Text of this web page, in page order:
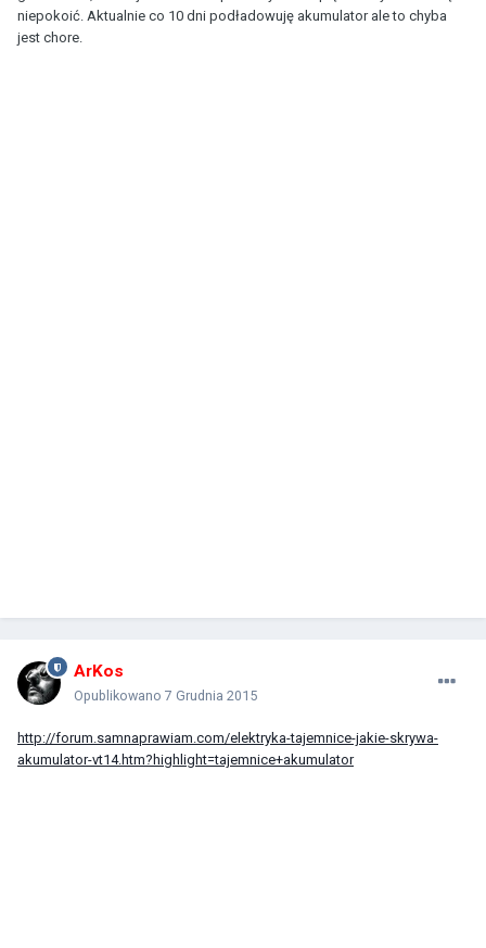
niepokoić. Aktualnie co 10 dni podładowuję akumulator ale to chyba
jest chore.
ArKos
Opublikowano 7 Grudnia 2015
http://forum.samnaprawiam.com/elektryka-tajemnice-jakie-skrywa-
akumulator-vt14.htm?highlight=tajemnice+akumulator